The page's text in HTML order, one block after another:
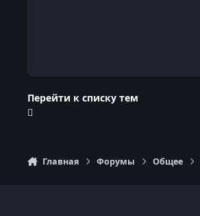
Перейти к списку тем
Главная Форумы Общее